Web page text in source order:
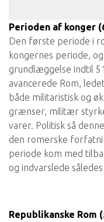
Perioden af ​​konger
Den første periode i
kongernes periode,
grundlæggelse indtil
avancerede Rom,
både militaristisk og
grænser, militær
varer. Politisk så
den romerske
periode kom med
og indvarslede
Republikanske Rom